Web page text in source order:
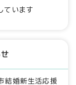
ています
結婚新生活応援